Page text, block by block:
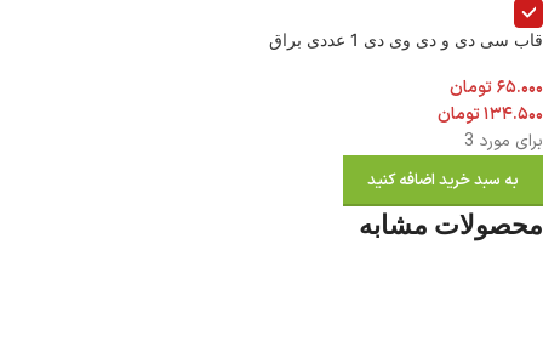
قاب سی دی و دی وی دی 1 عددی براق
۶۵.۰۰۰تومان
۱۳۴.۵۰۰تومان
برای مورد 3
به سبد خرید اضافه کنید
محصولات مشابه